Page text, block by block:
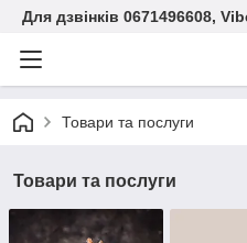
Для дзвінків 0671496608,
Товари та послуги
Товари та послуги